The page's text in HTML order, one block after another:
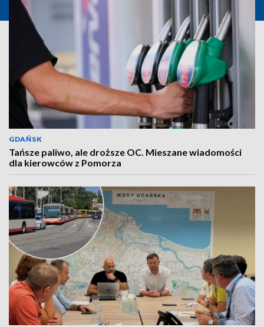
GDAŃSK
Tańsze paliwo, ale droższe OC. Mieszane wiadomości
dla kierowców z Pomorza